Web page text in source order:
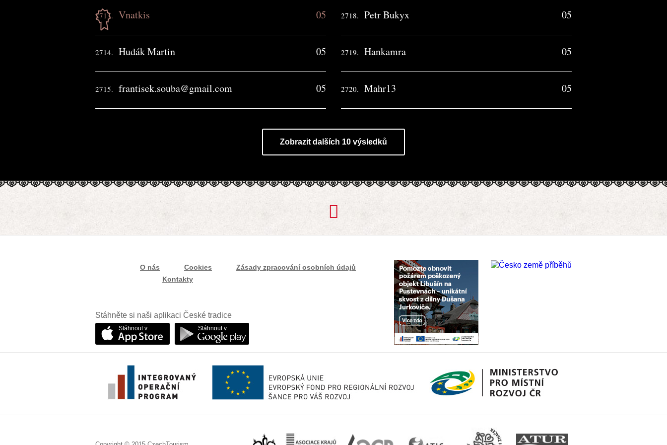
2713. Vnatkis 05
2714. Hudák Martin 05
2715. frantisek.souba@gmail.com 05
2718. Petr Bukyx 05
2719. Hankamra 05
2720. Mahr13 05
Zobrazit dalších 10 výsledků
O nás Cookies
Zásady zpracování osobních údajů
Kontakty
Stáhněte si naši aplikaci České tradice
Stáhnout v Stáhnout v